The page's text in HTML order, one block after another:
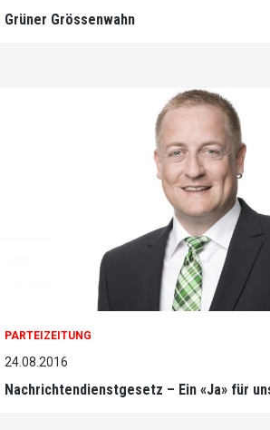
Grüner Grössenwahn
PARTEIZEITUNG
24.08.2016
Nachrichtendienstgesetz – Ein «Ja» für